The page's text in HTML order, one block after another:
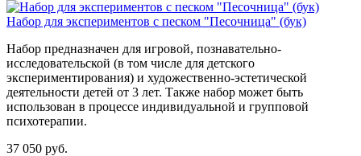
Набор для экспериментов с песком "Песочница" (бук)
Набор предназначен для игровой, познавательно-
исследовательской (в том числе для детского
экспериментирования) и художественно-эстетической
деятельности детей от 3 лет. Также набор может быть
использован в процессе индивидуальной и групповой
психотерапии.
37 050 руб.